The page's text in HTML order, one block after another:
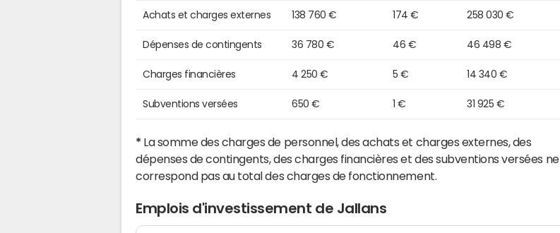
Achats et charges externes 138 760 € 174 € 258 030 €
Dépenses de contingents 36 780 € 46 € 46 498 €
Charges financières 4 250 € 5 € 14 340 €
Subventions versées 650 € 1 € 31 925 €
* La somme des charges de personnel, des achats et charges externes, des
dépenses de contingents, des charges financières et des subventions versées ne
correspond pas au total des charges de fonctionnement.
Emplois d'investissement de Jallans